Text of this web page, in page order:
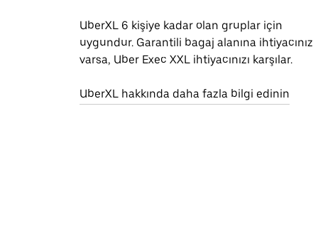
UberXL 6 kişiye kadar olan gruplar için
uygundur. Garantili bagaj alanına ihtiyacınız
varsa, Uber Exec XXL ihtiyacınızı karşılar.
UberXL hakkında daha fazla bilgi edinin